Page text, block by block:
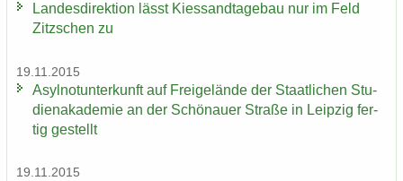
Lan­des­di­rek­ti­on lässt Kies­sand­ta­ge­bau nur im Feld
Zitz­schen zu
19.11.2015
Asyl­not­un­ter­kunft auf Frei­ge­län­de der Staat­li­chen Stu­
di­en­aka­de­mie an der Schö­nau­er Stra­ße in Leip­zig fer­
tig ge­stellt
19.11.2015